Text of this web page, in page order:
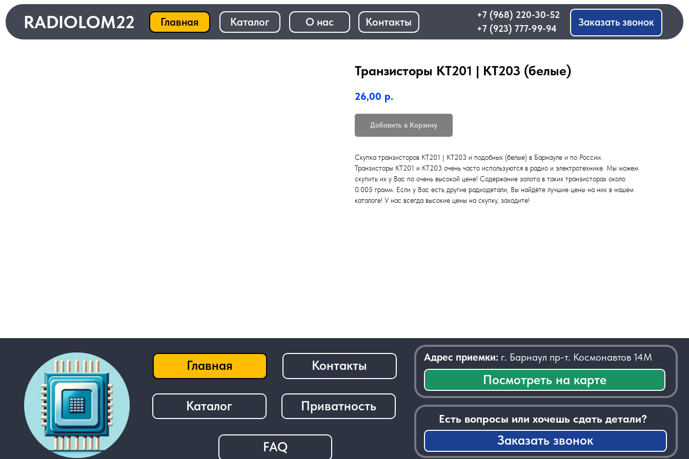
О нас
Главная Каталог Контакты
RADIOLOM22 +7 (968) 220-30-52
+7 (923) 777-99-94 Заказать звонок
Транзисторы КТ201 | КТ203 (белые)
26,00 р.
Добавить в Корзину
Скупка транзисторов КТ201 | КТ203 и подобных (белые) в Барнауле и по России.
Транзисторы КТ201 и КТ203 очень часто используются в радио и электротехнике. Мы можем
скупить их у Вас по очень высокой цене! Содержание золота в таких транзисторах около
0.005 грамм. Если у Вас есть другие радиодетали, Вы найдёте лучшие цены на них в нашем
каталоге! У нас всегда высокие цены на скупку, заходите!
Каталог Приватность
───────────────────────────────────────────────────────────────────────────────────
Есть вопросы или хочешь сдать детали?
Заказать звонок
Посмотреть на карте